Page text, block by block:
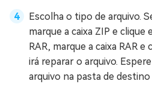
Escolha o tipo de arquivo.
marque a caixa ZIP e
RAR, marque a caixa RAR e
irá reparar o arquivo.
arquivo na pasta de